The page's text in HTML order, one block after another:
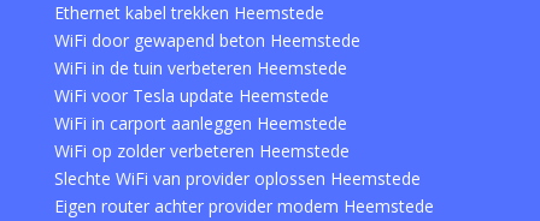
Ethernet kabel trekken Heemstede
WiFi door gewapend beton Heemstede
WiFi in de tuin verbeteren Heemstede
WiFi voor Tesla update Heemstede
WiFi in carport aanleggen Heemstede
WiFi op zolder verbeteren Heemstede
Slechte WiFi van provider oplossen Heemstede
Eigen router achter provider modem Heemstede